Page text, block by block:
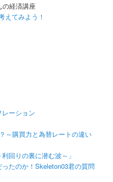
の経済講座
えてみよう！
ーション
～購買力と為替レートの違い
回りの裏に潜む波～」
たのか！Skeleton03君の質問